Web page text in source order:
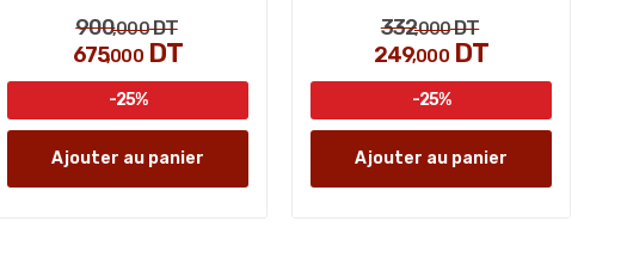
900,000DT
675,000DT
-25%
Ajouter au panier
332,000DT
249,000DT
-25%
Ajouter au panier